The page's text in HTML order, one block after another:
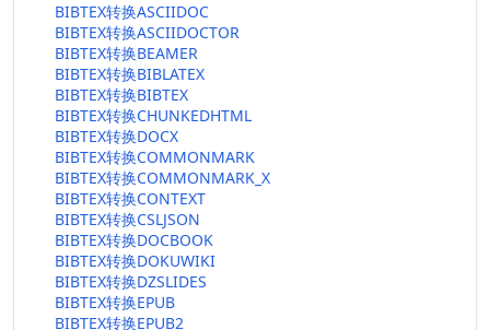
BIBTEX转换ASCIIDOC
BIBTEX转换ASCIIDOCTOR
BIBTEX转换BEAMER
BIBTEX转换BIBLATEX
BIBTEX转换BIBTEX
BIBTEX转换CHUNKEDHTML
BIBTEX转换DOCX
BIBTEX转换COMMONMARK
BIBTEX转换COMMONMARK_X
BIBTEX转换CONTEXT
BIBTEX转换CSLJSON
BIBTEX转换DOCBOOK
BIBTEX转换DOKUWIKI
BIBTEX转换DZSLIDES
BIBTEX转换EPUB
BIBTEX转换EPUB2